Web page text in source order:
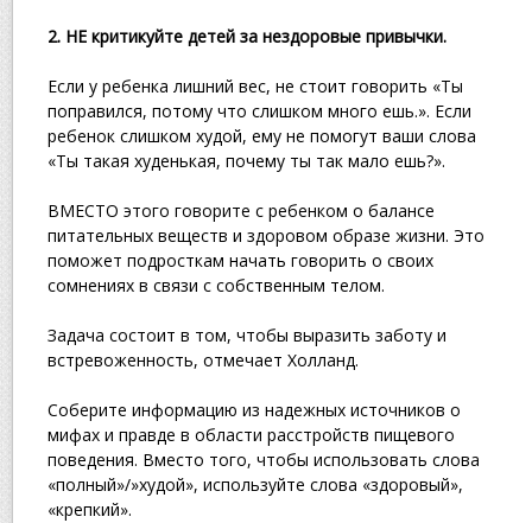
2. НЕ критикуйте детей за нездоровые привычки.
Если у ребенка лишний вес, не стоит говорить «Ты
поправился, потому что слишком много ешь.». Если
ребенок слишком худой, ему не помогут ваши слова
«Ты такая худенькая, почему ты так мало ешь?».
ВМЕСТО этого говорите с ребенком о балансе
питательных веществ и здоровом образе жизни. Это
поможет подросткам начать говорить о своих
сомнениях в связи с собственным телом.
Задача состоит в том, чтобы выразить заботу и
встревоженность, отмечает Холланд.
Соберите информацию из надежных источников о
мифах и правде в области расстройств пищевого
поведения. Вместо того, чтобы использовать слова
«полный»/»худой», используйте слова «здоровый»,
«крепкий».